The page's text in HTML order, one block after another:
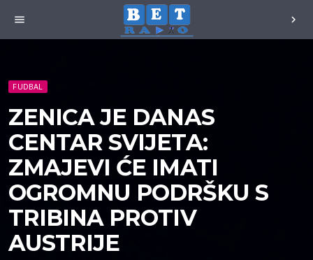
menu chevron_right
FUDBAL
ZENICA JE DANAS
CENTAR SVIJETA:
ZMAJEVI ĆE IMATI
OGROMNU PODRŠKU S
TRIBINA PROTIV
AUSTRIJE